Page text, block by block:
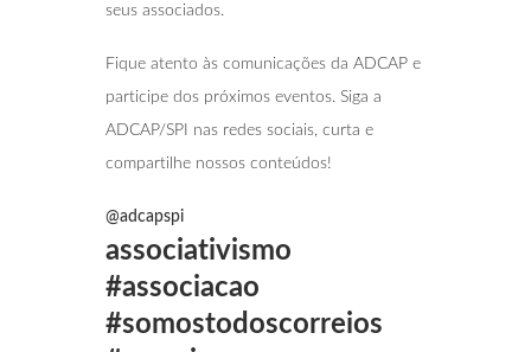
seus associados.
Fique atento às comunicações da ADCAP e
participe dos próximos eventos. Siga a
ADCAP/SPI nas redes sociais, curta e
compartilhe nossos conteúdos!
@adcapspi
associativismo
#associacao
#somostodoscorreios